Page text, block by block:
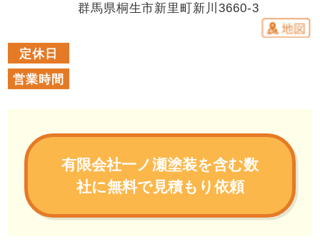
群馬県桐生市新里町新川3660-3
定休日
営業時間
有限会社一ノ瀬塗装を含む数
社に無料で見積もり依頼